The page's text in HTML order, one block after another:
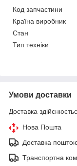
Код запчастини
Країна виробник
Стан
Тип техніки
Умови доставки
Доставка
Нова Пошта
Доставка
Транспортна